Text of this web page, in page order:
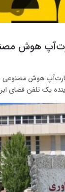
یک تلفن فضای